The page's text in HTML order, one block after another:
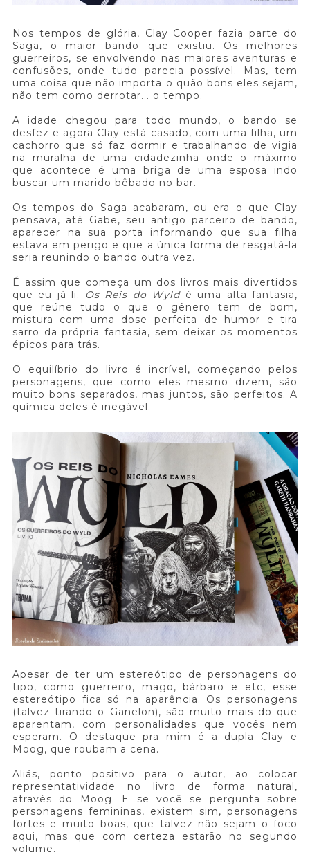
Nos tempos de glória, Clay Cooper fazia parte do
Saga, o maior bando que existiu. Os melhores
guerreiros, se envolvendo nas maiores aventuras e
confusões, onde tudo parecia possível. Mas, tem
uma coisa que não importa o quão bons eles sejam,
não tem como derrotar... o tempo.
A idade chegou para todo mundo, o bando se
desfez e agora Clay está casado, com uma filha, um
cachorro que só faz dormir e trabalhando de vigia
na muralha de uma cidadezinha onde o máximo
que acontece é uma briga de uma esposa indo
buscar um marido bêbado no bar.
Os tempos do Saga acabaram, ou era o que Clay
pensava, até Gabe, seu antigo parceiro de bando,
aparecer na sua porta informando que sua filha
estava em perigo e que a única forma de resgatá-la
seria reunindo o bando outra vez.
É assim que começa um dos livros mais divertidos
que eu já li. Os Reis do Wyldé uma alta fantasia,
que reúne tudo o que o gênero tem de bom,
mistura com uma dose perfeita de humor e tira
sarro da própria fantasia, sem deixar os momentos
épicos para trás.
O equilíbrio do livro é incrível, começando pelos
personagens, que como eles mesmo dizem, são
muito bons separados, mas juntos, são perfeitos. A
química deles é inegável.
Apesar de ter um estereótipo de personagens do
tipo, como guerreiro, mago, bárbaro e etc, esse
estereótipo fica só na aparência. Os personagens
(talvez tirando o Ganelon), são muito mais do que
aparentam, com personalidades que vocês nem
esperam. O destaque pra mim é a dupla Clay e
Moog, que roubam a cena.
Aliás, ponto positivo para o autor, ao colocar
representatividade no livro de forma natural,
através do Moog. E se você se pergunta sobre
personagens femininas, existem sim, personagens
fortes e muito boas, que talvez não sejam o foco
aqui, mas que com certeza estarão no segundo
volume.